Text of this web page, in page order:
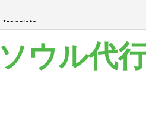
Translate
ソウル代